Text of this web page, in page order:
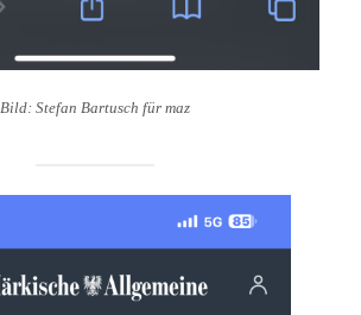
Bild: Stefan Bartusch für maz